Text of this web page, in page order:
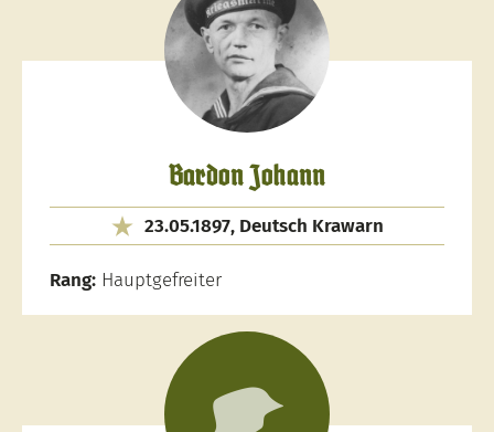
Bardon Johann
23.05.1897, Deutsch Krawarn
Rang: Hauptgefreiter